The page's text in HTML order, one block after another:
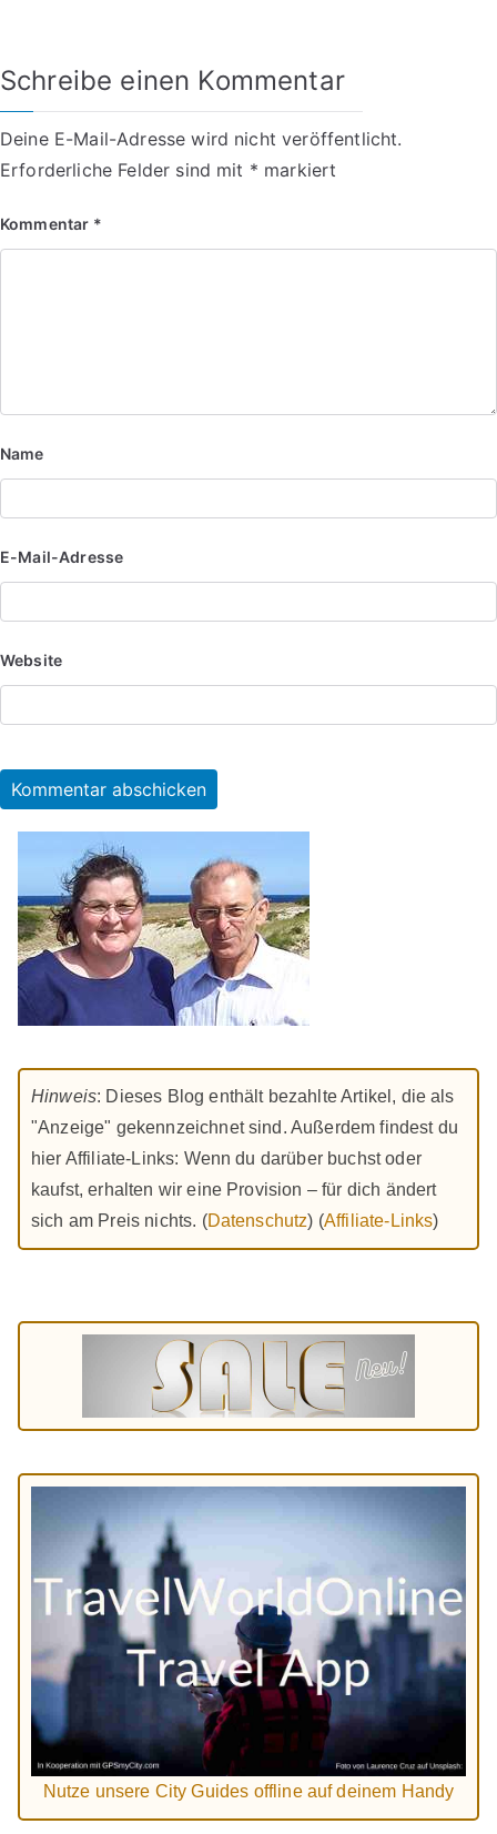
Schreibe einen Kommentar
Deine E-Mail-Adresse wird nicht veröffentlicht.
Erforderliche Felder sind mit * markiert
Kommentar *
Name
E-Mail-Adresse
Website
Hinweis: Dieses Blog enthält bezahlte Artikel, die als
"Anzeige" gekennzeichnet sind. Außerdem findest du
hier Affiliate-Links: Wenn du darüber buchst oder
kaufst, erhalten wir eine Provision – für dich ändert
sich am Preis nichts. (Datenschutz) (Affiliate-Links)
Nutze unsere City Guides offline auf deinem Handy